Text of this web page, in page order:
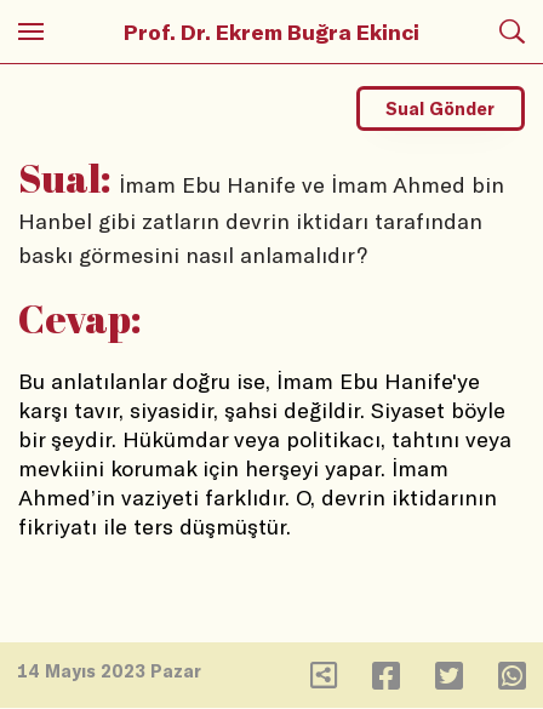
Prof. Dr. Ekrem Buğra Ekinci
Sual: İmam Ebu Hanife ve İmam Ahmed bin
Hanbel gibi zatların devrin iktidarı tarafından
baskı görmesini nasıl anlamalıdır?
Sual Gönder
Cevap:
Bu anlatılanlar doğru ise, İmam Ebu Hanife'ye
karşı tavır, siyasidir, şahsi değildir. Siyaset böyle
bir şeydir. Hükümdar veya politikacı, tahtını veya
mevkiini korumak için herşeyi yapar. İmam
Ahmed’in vaziyeti farklıdır. O, devrin iktidarının
fikriyatı ile ters düşmüştür.
14 Mayıs 2023 Pazar